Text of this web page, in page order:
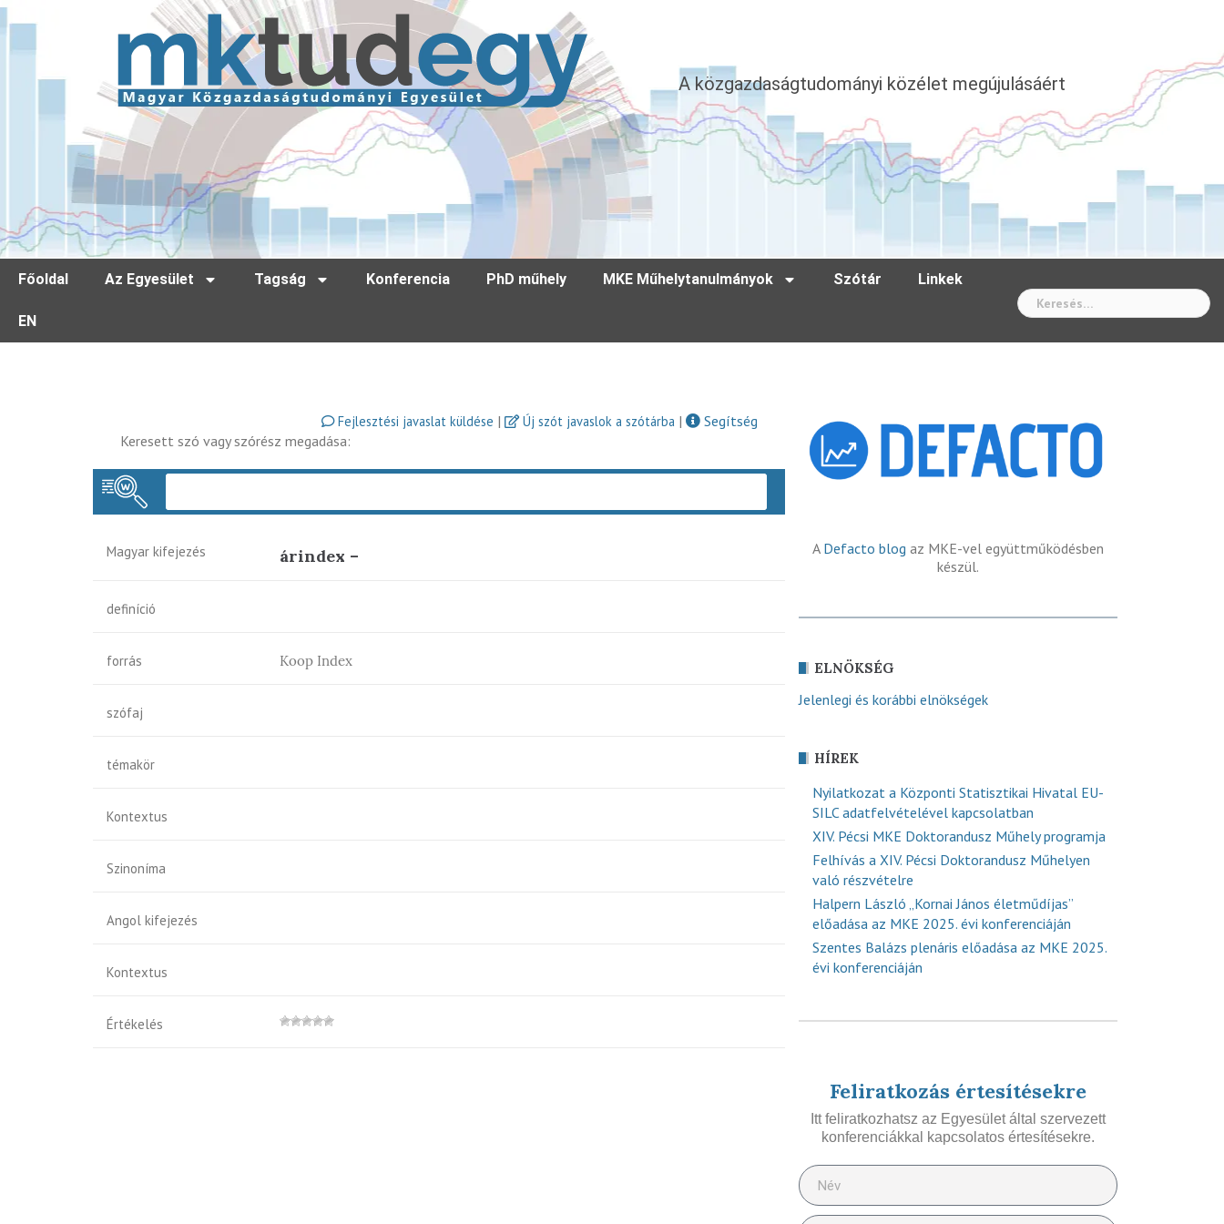
A közgazdaságtudományi közélet megújulásáért
Főoldal Az Egyesület Tagság Konferencia PhD műhely MKE Műhelytanulmányok Szótár Linkek
EN
Fejlesztési javaslat küldése | Új szót javaslok a szótárba |
Segítség
Keresett szó vagy szórész megadása:
Magyar kifejezés árindex –
definíció
forrás Koop Index
szófaj
témakör
Kontextus
Szinoníma
Angol kifejezés
Kontextus
Értékelés
A Defacto blog az MKE-vel együttműködésben
készül.
ELNÖKSÉG
Jelenlegi és korábbi elnökségek
HÍREK
Nyilatkozat a Központi Statisztikai Hivatal EU-
SILC adatfelvételével kapcsolatban
XIV. Pécsi MKE Doktorandusz Műhely programja
Felhívás a XIV. Pécsi Doktorandusz Műhelyen
való részvételre
Halpern László „Kornai János életműdíjas”
előadása az MKE 2025. évi konferenciáján
Szentes Balázs plenáris előadása az MKE 2025.
évi konferenciáján
Feliratkozás értesítésekre
Itt feliratkozhatsz az Egyesület által szervezett
konferenciákkal kapcsolatos értesítésekre.